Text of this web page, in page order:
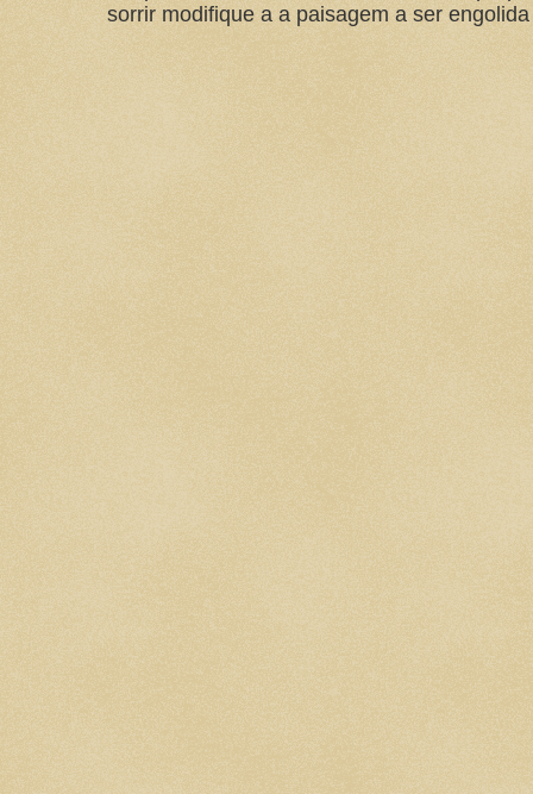
sorrir modifique a a paisagem a ser